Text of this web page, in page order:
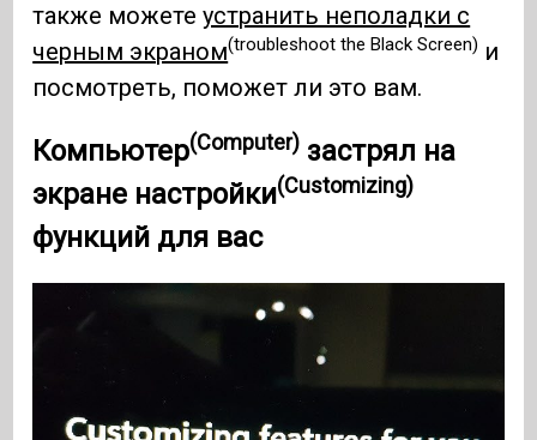
также можетеустранить неполадки с
черным экраном(troubleshoot the Black Screen) и
посмотреть, поможет ли это вам.
Компьютер(Computer) застрял на
экране настройки(Customizing)
функций для вас